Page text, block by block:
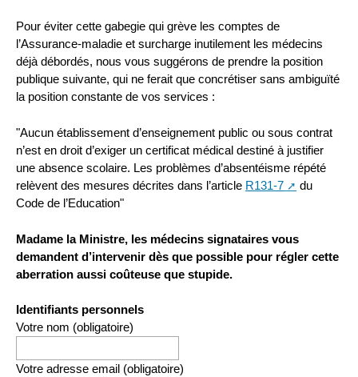
Pour éviter cette gabegie qui grève les comptes de
l’Assurance-maladie et surcharge inutilement les médecins
déjà débordés, nous vous suggérons de prendre la position
publique suivante, qui ne ferait que concrétiser sans ambiguïté
la position constante de vos services :
"Aucun établissement d’enseignement public ou sous contrat
n’est en droit d’exiger un certificat médical destiné à justifier
une absence scolaire. Les problèmes d’absentéisme répété
relèvent des mesures décrites dans l’article R131-7
du
Code de l’Education"
Madame la Ministre, les médecins signataires vous
demandent d’intervenir dès que possible pour régler cette
aberration aussi coûteuse que stupide.
Identifiants personnels
Votre nom (obligatoire)
Votre adresse email (obligatoire)